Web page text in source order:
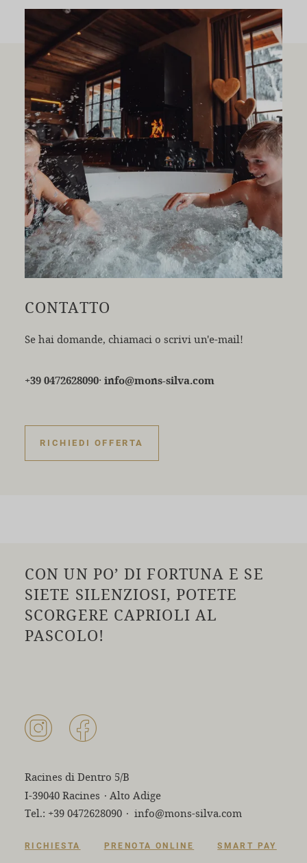
CONTATTO
Se hai domande, chiamaci o scrivi un'e-mail!
+39 0472628090· info@mons-silva.com
RICHIEDI OFFERTA
CON UN PO’ DI FORTUNA E SE
SIETE SILENZIOSI, POTETE
SCORGERE CAPRIOLI AL
PASCOLO!
Racines di Dentro 5/B
I-39040 Racines · Alto Adige
Tel.: +39 0472628090 · info@mons-silva.com
RICHIESTA PRENOTA ONLINE SMART PAY